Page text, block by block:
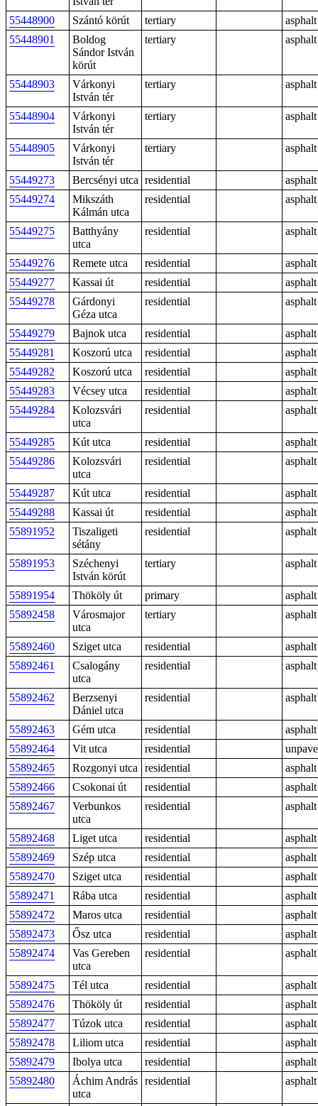
55448900
Szántó körút tertiary
asphalt
55448901
Boldog
Sándor István
körút
tertiary asphalt
55448903
Várkonyi
István tér
tertiary asphalt
55448904
Várkonyi
István tér
tertiary asphalt
55448905
Várkonyi
István tér
tertiary asphalt
55449273 Bercsényi utca residential
asphalt
55449274
Mikszáth
Kálmán utca
residential asphalt
55449275
Batthyány
utca
residential asphalt
55449276 Remete utca residential
asphalt
55449277
Kassai út residential
asphalt
55449278
Gárdonyi
Géza utca
residential asphalt
55449279 Bajnok utca residential
asphalt
55449281
Koszorú utca residential
asphalt
55449282
Koszorú utca residential
asphalt
55449283
Vécsey utca residential
asphalt
55449284
Kolozsvári
utca
residential asphalt
55449285 Kút utca residential
asphalt
55449286
Kolozsvári
utca
residential asphalt
55449287 Kút utca residential
asphalt
55449288
Kassai út residential
asphalt
55891952
Tiszaligeti
sétány
residential asphalt
55891953
Széchenyi
István körút
tertiary asphalt
55891954 Thököly út primary
asphalt
55892458
Városmajor
utca
tertiary asphalt
55892460 Sziget utca residential
asphalt
55892461
Csalogány
utca
residential asphalt
55892462
Berzsenyi
Dániel utca
residential asphalt
55892463 Gém utca residential
asphalt
55892464
Vit utca residential
55892465
Rozgonyi utca residential
asphalt
55892466
Csokonai út residential
asphalt
55892467
Verbunkos
utca
residential asphalt
55892468 Liget utca residential
asphalt
55892469
Szép utca residential
asphalt
55892470
Sziget utca residential
asphalt
55892471
Rába utca residential
asphalt
55892472
Maros utca residential
asphalt
55892473
Ősz utca residential
asphalt
55892474
Vas Gereben
utca
residential asphalt
55892475 Tél utca residential
asphalt
55892476
Thököly út residential
asphalt
55892477
Túzok utca residential
asphalt
55892478
Liliom utca residential
asphalt
55892479
Ibolya utca residential
asphalt
55892480
Áchim András
utca
residential asphalt